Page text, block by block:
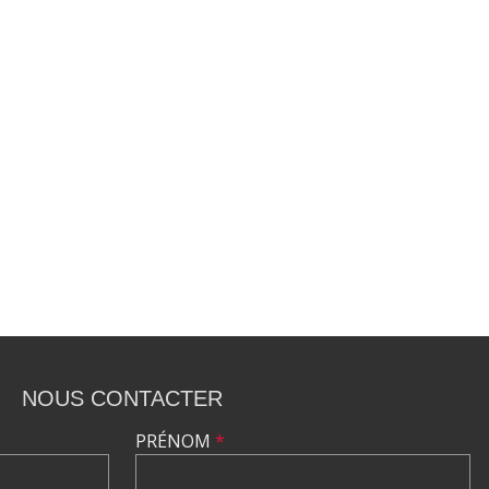
NOUS CONTACTER
PRÉNOM *